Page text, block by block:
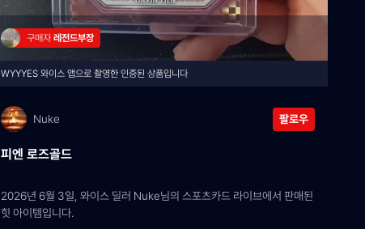
구매자 레전드부장
WYYYES 와이스 앱으로 촬영한 인증된 상품입니다
Nuke 팔로우
피엔 로즈골드
2026년 6월 3일, 와이스 딜러 Nuke님의 스포츠카드 라이브에서 판매된
힛 아이템입니다.